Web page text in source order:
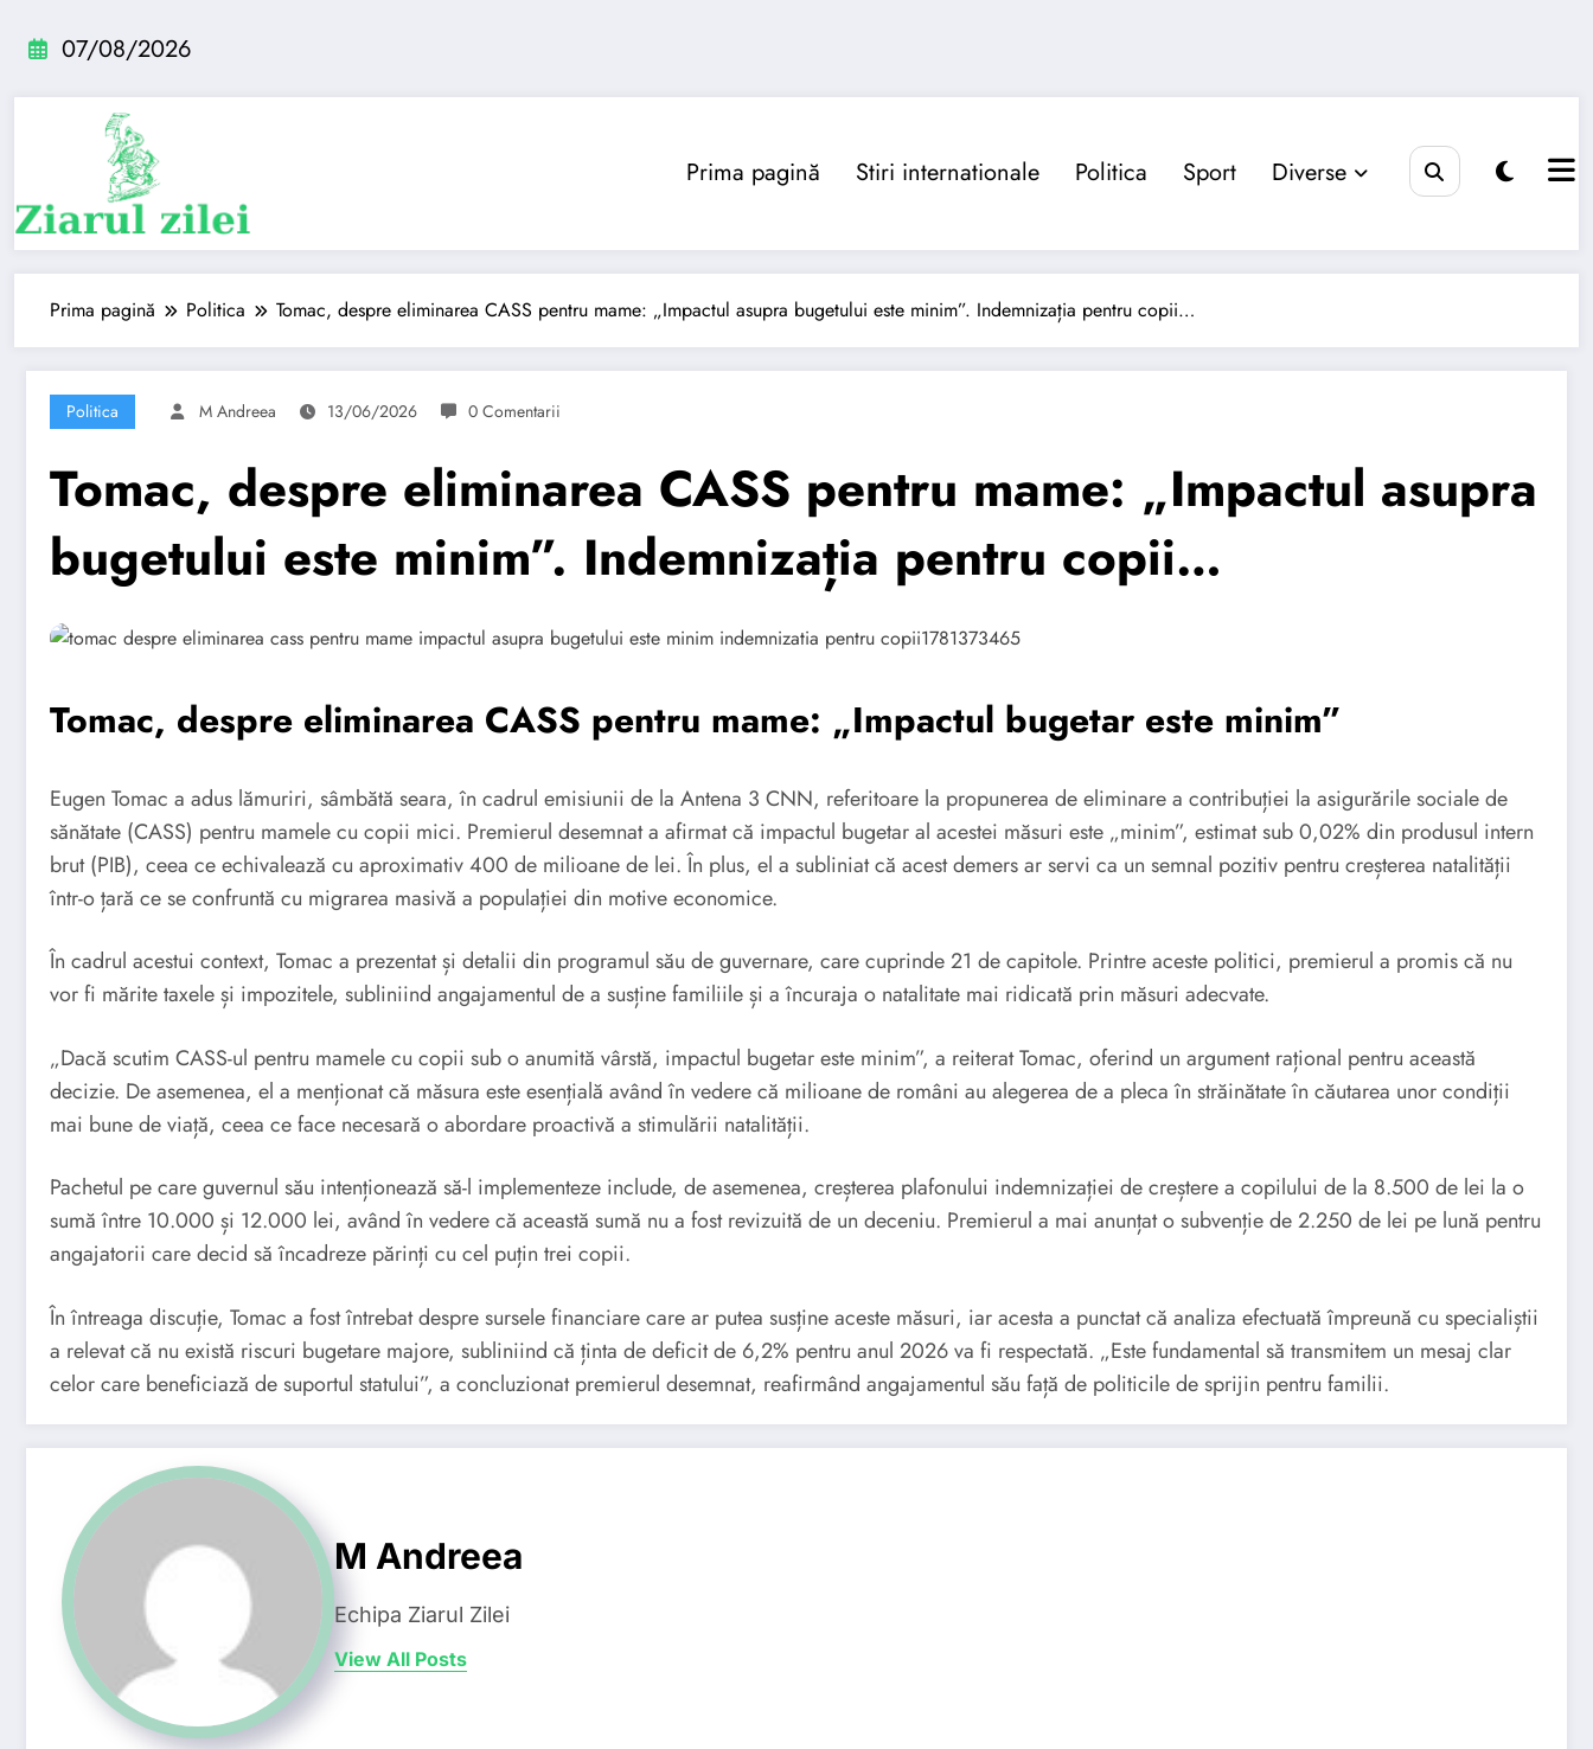
07/08/2026
Prima pagină Stiri internationale Politica Sport Diverse
Prima pagină Politica Tomac, despre eliminarea CASS pentru mame: „Impactul asupra bugetului este minim”. Indemnizația pentru copii…
Politica M Andreea 13/06/2026 0 Comentarii
Tomac, despre eliminarea CASS pentru mame: „Impactul asupra
bugetului este minim”. Indemnizația pentru copii…
Tomac, despre eliminarea CASS pentru mame: „Impactul bugetar este minim”
Eugen Tomac a adus lămuriri, sâmbătă seara, în cadrul emisiunii de la Antena 3 CNN, referitoare la propunerea de eliminare a contribuției la asigurările sociale de
sănătate (CASS) pentru mamele cu copii mici. Premierul desemnat a afirmat că impactul bugetar al acestei măsuri este „minim”, estimat sub 0,02% din produsul intern
brut (PIB), ceea ce echivalează cu aproximativ 400 de milioane de lei. În plus, el a subliniat că acest demers ar servi ca un semnal pozitiv pentru creșterea natalității
într-o țară ce se confruntă cu migrarea masivă a populației din motive economice.
În cadrul acestui context, Tomac a prezentat și detalii din programul său de guvernare, care cuprinde 21 de capitole. Printre aceste politici, premierul a promis că nu
vor fi mărite taxele și impozitele, subliniind angajamentul de a susține familiile și a încuraja o natalitate mai ridicată prin măsuri adecvate.
„Dacă scutim CASS-ul pentru mamele cu copii sub o anumită vârstă, impactul bugetar este minim”, a reiterat Tomac, oferind un argument rațional pentru această
decizie. De asemenea, el a menționat că măsura este esențială având în vedere că milioane de români au alegerea de a pleca în străinătate în căutarea unor condiții
mai bune de viață, ceea ce face necesară o abordare proactivă a stimulării natalității.
Pachetul pe care guvernul său intenționează să-l implementeze include, de asemenea, creșterea plafonului indemnizației de creștere a copilului de la 8.500 de lei la o
sumă între 10.000 și 12.000 lei, având în vedere că această sumă nu a fost revizuită de un deceniu. Premierul a mai anunțat o subvenție de 2.250 de lei pe lună pentru
angajatorii care decid să încadreze părinți cu cel puțin trei copii.
În întreaga discuție, Tomac a fost întrebat despre sursele financiare care ar putea susține aceste măsuri, iar acesta a punctat că analiza efectuată împreună cu specialiștii
a relevat că nu există riscuri bugetare majore, subliniind că ținta de deficit de 6,2% pentru anul 2026 va fi respectată. „Este fundamental să transmitem un mesaj clar
celor care beneficiază de suportul statului”, a concluzionat premierul desemnat, reafirmând angajamentul său față de politicile de sprijin pentru familii.
M Andreea
Echipa Ziarul Zilei
View All Posts